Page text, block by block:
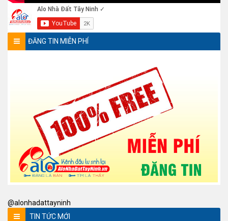
ĐĂNG TIN MIỄN PHÍ
@alonhadattayninh
TIN TỨC MỚI